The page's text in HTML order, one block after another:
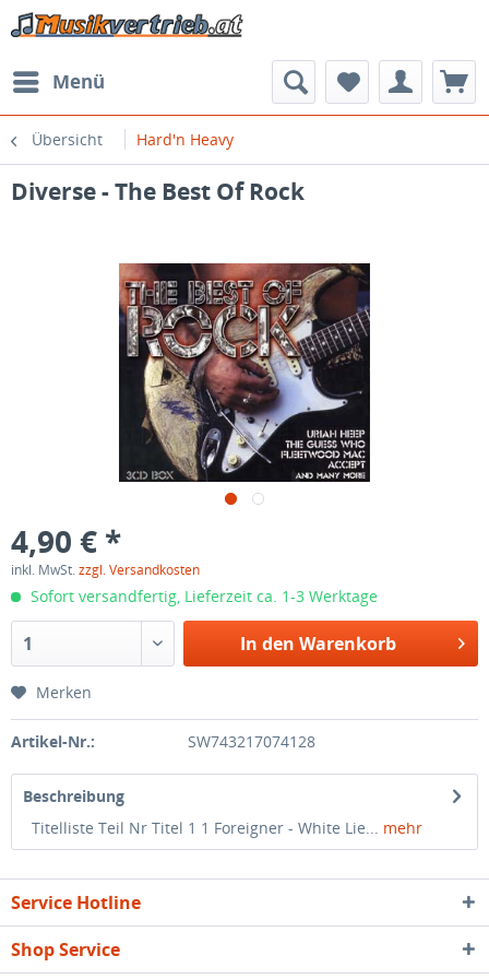
Menü
Übersicht Hard'n Heavy
Diverse - The Best Of Rock
4,90 € *
inkl. MwSt.zzgl. Versandkosten
Sofort versandfertig, Lieferzeit ca. 1-3 Werktage
In den Warenkorb
Merken
Artikel-Nr.: SW743217074128
Beschreibung
Titelliste Teil Nr Titel 1 1 Foreigner - White Lie... mehr
Service Hotline
Shop Service